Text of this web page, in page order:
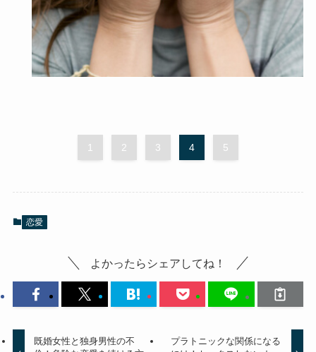
1 2 3 4 5
恋愛
よかったらシェアしてね！
既婚女性と独身男性の不
プラトニックな関係になる